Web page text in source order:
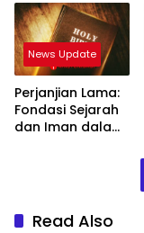
News Update
Perjanjian Lama:
Fondasi Sejarah
dan Iman dalam
Read Also